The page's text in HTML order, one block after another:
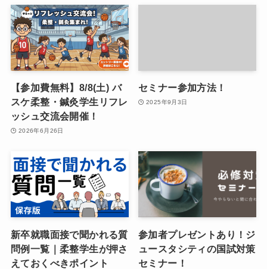
【参加費無料】8/8(土) バ
スケ柔整・鍼灸学生リフレ
ッシュ交流会開催！
2026年6月26日
セミナー参加方法！
2025年9月3日
新卒就職面接で聞かれる質
問例一覧｜柔整学生が押さ
えておくべきポイント
参加者プレゼントあり！ジ
ュースタシティの国試対策
セミナー！